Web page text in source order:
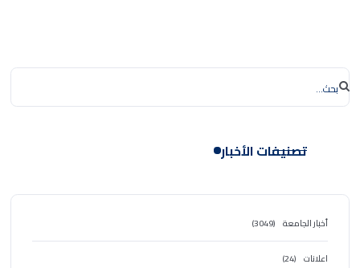
تصنيفات الأخبار
أخبار الجامعة (3049)
اعلانات (24)